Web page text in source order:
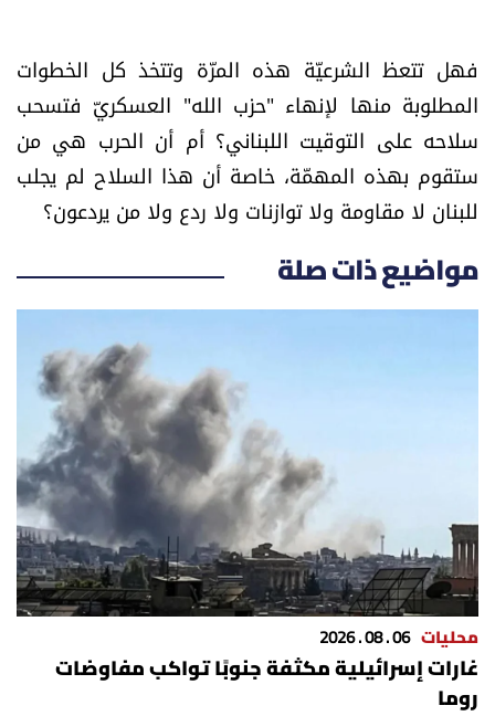
فهل تتعظ الشرعيّة هذه المرّة وتتخذ كل الخطوات
المطلوبة منها لإنهاء "حزب الله" العسكريّ فتسحب
سلاحه على التوقيت اللبناني؟ أم أن الحرب هي من
ستقوم بهذه المهمّة، خاصة أن هذا السلاح لم يجلب
للبنان لا مقاومة ولا توازنات ولا ردع ولا من يردعون؟
مواضيع ذات صلة
محليات 06 . 08 . 2026
غارات إسرائيلية مكثفة جنوبًا تواكب مفاوضات
روما